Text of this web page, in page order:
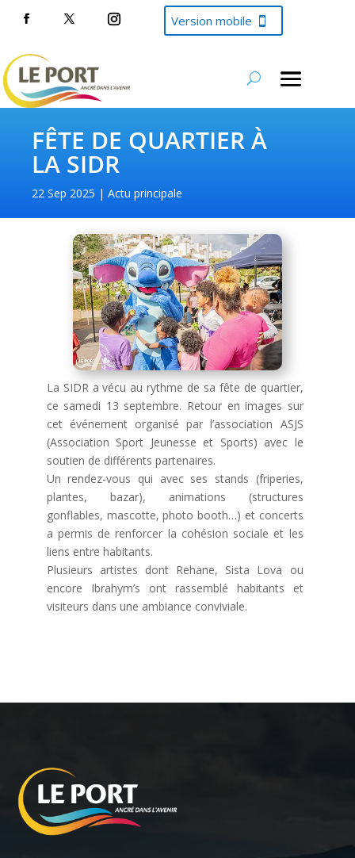
Version mobile
FÊTE DE QUARTIER À
LA SIDR
22 Sep 2025 Actu principale
La SIDR a vécu au rythme de sa fête de quartier,
ce samedi 13 septembre. Retour en images sur
cet événement organisé par l’association ASJS
(Association Sport Jeunesse et Sports) avec le
soutien de différents partenaires.
Un rendez-vous qui avec ses stands (friperies,
plantes, bazar), animations (structures
gonflables, mascotte, photo booth…) et concerts
a permis de renforcer la cohésion sociale et les
liens entre habitants.
Plusieurs artistes dont Rehane, Sista Lova ou
encore Ibrahym’s ont rassemblé habitants et
visiteurs dans une ambiance conviviale.